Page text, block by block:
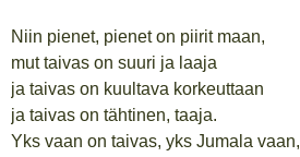
Niin pienet, pienet on piirit maan,
mut taivas on suuri ja laaja
ja taivas on kuultava korkeuttaan
ja taivas on tähtinen, taaja.
Yks vaan on taivas, yks Jumala vaan,